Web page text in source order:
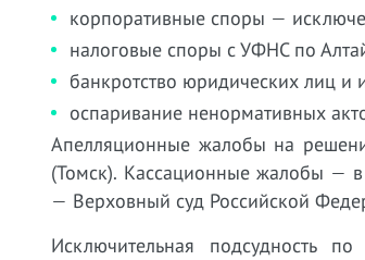
корпоративные споры —
налоговые споры с УФНС по
банкротство юридических лиц
оспаривание ненормативных
Апелляционные жалобы на
(Томск). Кассационные жалобы —
— Верховный суд Российской
Исключительная подсудность